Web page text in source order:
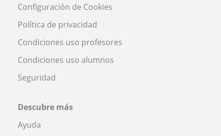
Configuración de Cookies
Política de privacidad
Condiciones uso profesores
Condiciones uso alumnos
Seguridad
Descubre más
Ayuda